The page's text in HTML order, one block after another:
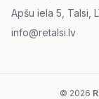
Apšu iela 5, Talsi,
info@retalsi.lv
© 2026